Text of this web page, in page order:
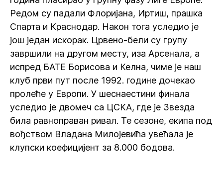
Редом су падали Флоријана, Иртиш, прашка
Спарта и Краснодар. Након тога уследио је
још један искорак. Црвено-бели су групу
завршили на другом месту, иза Арсенала, а
испред БАТЕ Борисова и Келна, чиме је наш
клуб први пут после 1992. године дочекао
пролеће у Европи. У шеснаестини финала
уследио је двомеч са ЦСКА, где је Звезда
била равноправан ривал. Те сезоне, екипа под
вођством Владана Милојевића увећала је
клупски коефицијент за 8.000 бодова.